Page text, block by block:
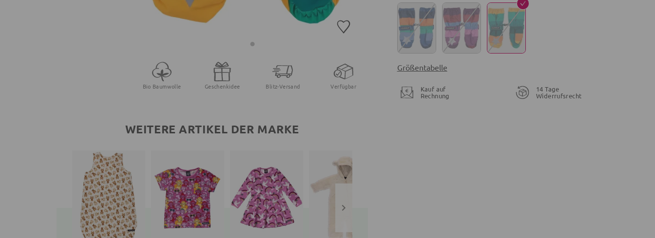
Bio Baumwolle Geschenkidee Blitz-Versand Verfügbar
WEITERE ARTIKEL DER MARKE
Größentabelle
Kauf auf
Rechnung
14 Tage
Widerrufsrecht